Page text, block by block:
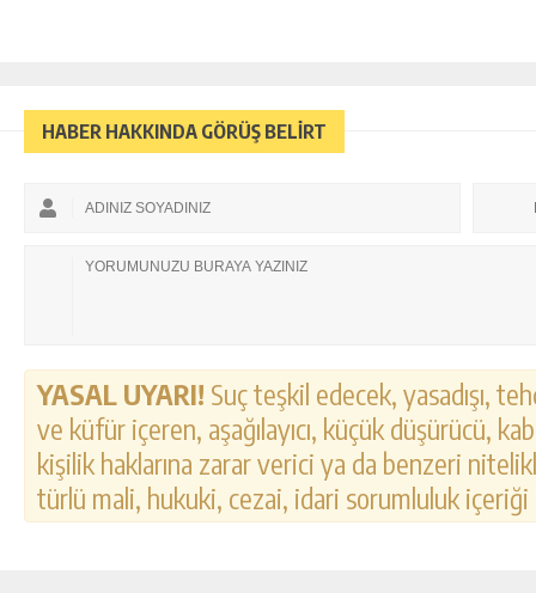
HABER HAKKINDA GÖRÜŞ BELİRT
YASAL UYARI! Suç teşkil edecek, yasadışı,
ve küfür içeren, aşağılayıcı, küçük düşürücü,
kişilik haklarına zarar verici ya da benzeri
türlü mali, hukuki, cezai, idari sorumluluk